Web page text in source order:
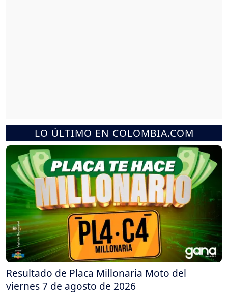
LO ÚLTIMO EN COLOMBIA.COM
Resultado de Placa Millonaria Moto del
viernes 7 de agosto de 2026